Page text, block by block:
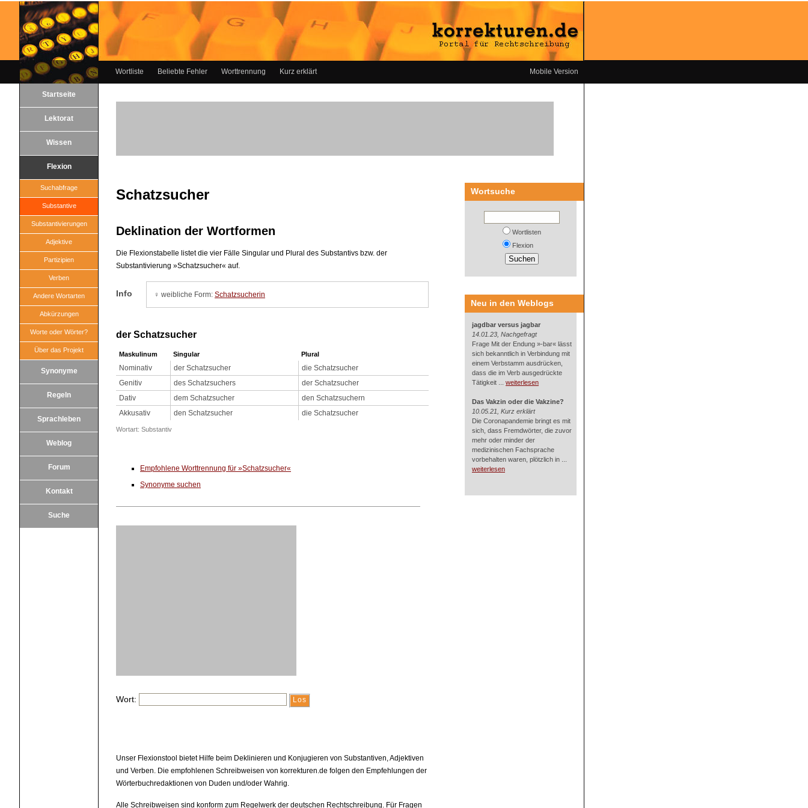
Wortliste Beliebte Fehler Worttrennung Kurz erklärt Mobile Version
Startseite
Lektorat
Wissen
Flexion
Suchabfrage
Substantive
Substantivierungen
Adjektive
Partizipien
Verben
Andere Wortarten
Abkürzungen
Worte oder Wörter?
Über das Projekt
Synonyme
Regeln
Sprachleben
Weblog
Forum
Kontakt
Suche
Schatzsucher
Deklination der Wortformen
Die Flexionstabelle listet die vier Fälle Singular und Plural des Substantivs bzw. der
Substantivierung »Schatzsucher« auf.
Info ♀ weibliche Form: Schatzsucherin
der Schatzsucher
Maskulinum Singular Plural
Nominativ der Schatzsucher
die Schatzsucher
Genitiv
des Schatzsuchers
der Schatzsucher
Dativ
dem Schatzsucher
den Schatzsuchern
Akkusativ
den Schatzsucher die Schatzsucher
Wortart: Substantiv
Empfohlene Worttrennung für »Schatzsucher«
Synonyme suchen
Wort:
Unser Flexionstool bietet Hilfe beim Deklinieren und Konjugieren von Substantiven, Adjektiven
und Verben. Die empfohlenen Schreibweisen von korrekturen.de folgen den Empfehlungen der
Wörterbuchredaktionen von Duden und/oder Wahrig.
Alle Schreibweisen sind konform zum Regelwerk der deutschen Rechtschreibung. Für Fragen
Wortsuche
Wortlisten
Flexion
Neu in den Weblogs
jagdbar versus jagbar
14.01.23, Nachgefragt
Frage Mit der Endung »-bar« lässt
sich bekanntlich in Verbindung mit
einem Verbstamm ausdrücken,
dass die im Verb ausgedrückte
Tätigkeit ... weiterlesen
Das Vakzin oder die Vakzine?
10.05.21, Kurz erklärt
Die Coronapandemie bringt es mit
sich, dass Fremdwörter, die zuvor
mehr oder minder der
medizinischen Fachsprache
vorbehalten waren, plötzlich in ...
weiterlesen